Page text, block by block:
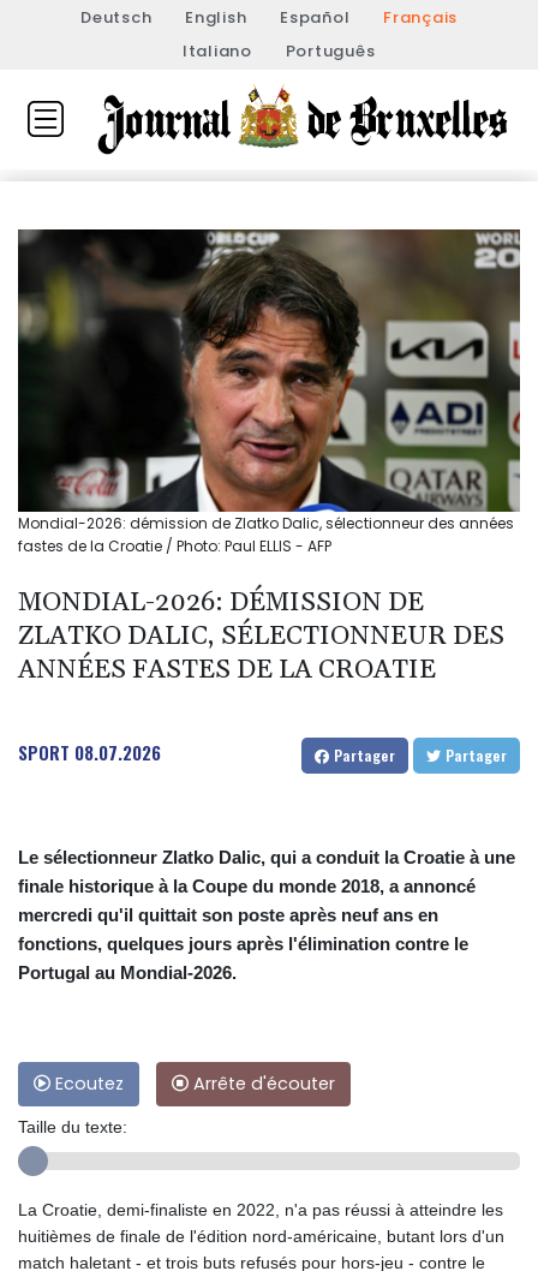
Deutsch English Español
Français
Italiano
Português
Mondial-2026: démission de Zlatko Dalic, sélectionneur des années
fastes de la Croatie / Photo: Paul ELLIS - AFP
MONDIAL-2026: DÉMISSION DE
ZLATKO DALIC, SÉLECTIONNEUR DES
ANNÉES FASTES DE LA CROATIE
SPORT 08.07.2026 Partager Partager
Le sélectionneur Zlatko Dalic, qui a conduit la Croatie à une
finale historique à la Coupe du monde 2018, a annoncé
mercredi qu'il quittait son poste après neuf ans en
fonctions, quelques jours après l'élimination contre le
Portugal au Mondial-2026.
Ecoutez Arrête d'écouter
Taille du texte:
La Croatie, demi-finaliste en 2022, n'a pas réussi à atteindre les
huitièmes de finale de l'édition nord-américaine, butant lors d'un
match haletant - et trois buts refusés pour hors-jeu - contre le